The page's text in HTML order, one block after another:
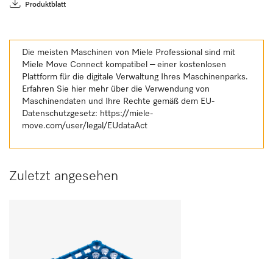
Produktblatt
Die meisten Maschinen von Miele Professional sind mit
Miele Move Connect kompatibel – einer kostenlosen
Plattform für die digitale Verwaltung Ihres Maschinenparks.
Erfahren Sie hier mehr über die Verwendung von
Maschinendaten und Ihre Rechte gemäß dem EU-
Datenschutzgesetz: https://miele-
move.com/user/legal/EUdataAct
Zuletzt angesehen